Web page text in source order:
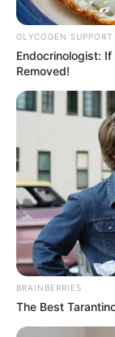
GLYCOGEN SUPPORT
Endocrinologist:
Removed!
BRAINBERRIES
The Best